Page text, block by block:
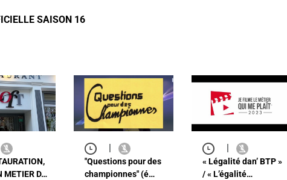
SAISON 16
METIER D…
"Questions pour des
championnes" (é…
« Légalité dan’ BTP »
/ « L’égalité…